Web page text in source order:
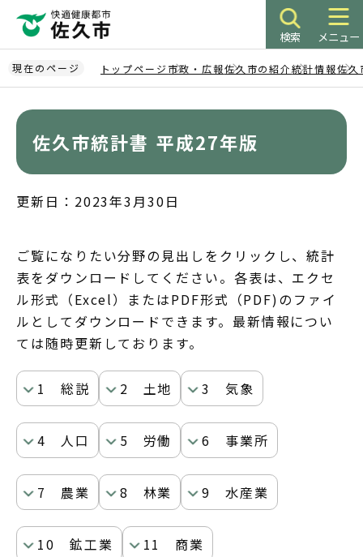
ペ
ー
ジ
検索 メニュー
現在のページ トップページ 市政・広報佐久市の紹介統計情報佐久
佐久市統計書 平成27年版
更新日：2023年3月30日
ご覧になりたい分野の見出しをクリックし、統計
表をダウンロードしてください。各表は、エクセ
ル形式（Excel）またはPDF形式（PDF)のファイ
ルとしてダウンロードできます。最新情報につい
ては随時更新しております。
1 総説 2 土地 3 気象
4 人口 5 労働 6 事業所
7 農業 8 林業 9 水産業
10 鉱工業
11 商業